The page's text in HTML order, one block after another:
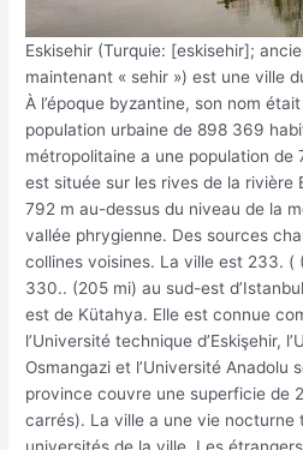
Eskisehir (Turquie: [eskisehir];
maintenant « sehir ») est une ville
À l’époque byzantine, son nom
population urbaine de 898 369
métropolitaine a une population
est située sur les rives de la rivière
792 m au-dessus du niveau de la
vallée phrygienne. Des sources
collines voisines. La ville est 233. (
330.. (205 mi) au sud-est
est de Kütahya. Elle est connue
l’Université technique d’Eskişehir,
Osmangazi et l’Université Anadolu
province couvre une superficie de
carrés). La ville a une vie nocturne
universités de la ville. Les